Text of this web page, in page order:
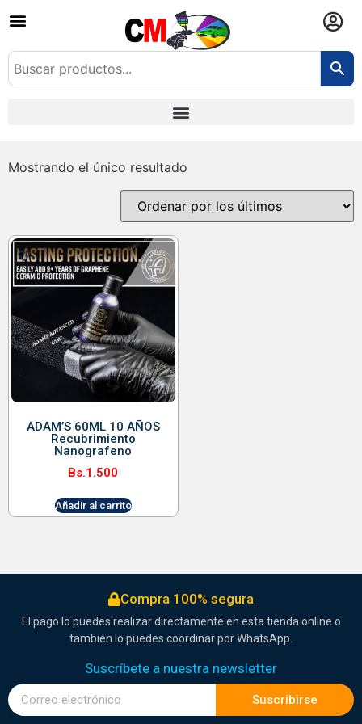
Mostrando el único resultado
ADAM’S 60ML 10 AÑOS
Recubrimiento
Nanografeno
Bs.1.500
Añadir al carrito
Compra 100% segura
El pago lo puedes realizar directamente en esta tienda online o
también lo puedes coordinar por WhatsApp.
Suscríbete a nuestra newsletter
Suscribirse